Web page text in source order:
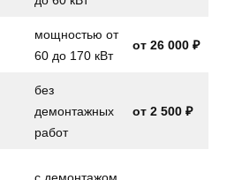
мощностью от
60 до 170 кВт
от 26 000 ₽
без
демонтажных
работ
от 2 500 ₽
с демонтажом